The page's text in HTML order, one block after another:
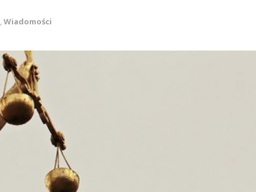
,Wiadomości